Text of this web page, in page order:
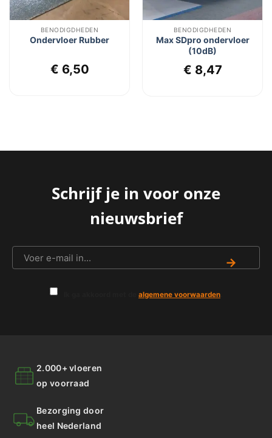
BENODIGDHEDEN
Ondervloer Rubber
€ 6,50
BENODIGDHEDEN
Max SDpro ondervloer
(10dB)
€ 8,47
Schrijf je in voor onze
nieuwsbrief
→
algemene voorwaarden
2.000+ vloeren
op voorraad
Bezorging door
heel Nederland